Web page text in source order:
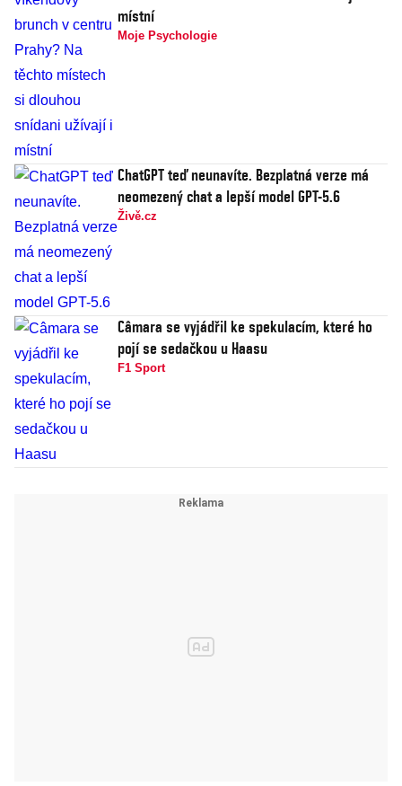
místní
Moje Psychologie
ChatGPT teď neunavíte. Bezplatná verze má
neomezený chat a lepší model GPT-5.6
Živě.cz
Câmara se vyjádřil ke spekulacím, které ho
pojí se sedačkou u Haasu
F1 Sport